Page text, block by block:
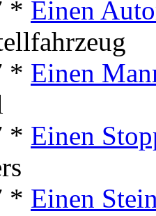
* Einen
* Einen
* Einen
* Einen